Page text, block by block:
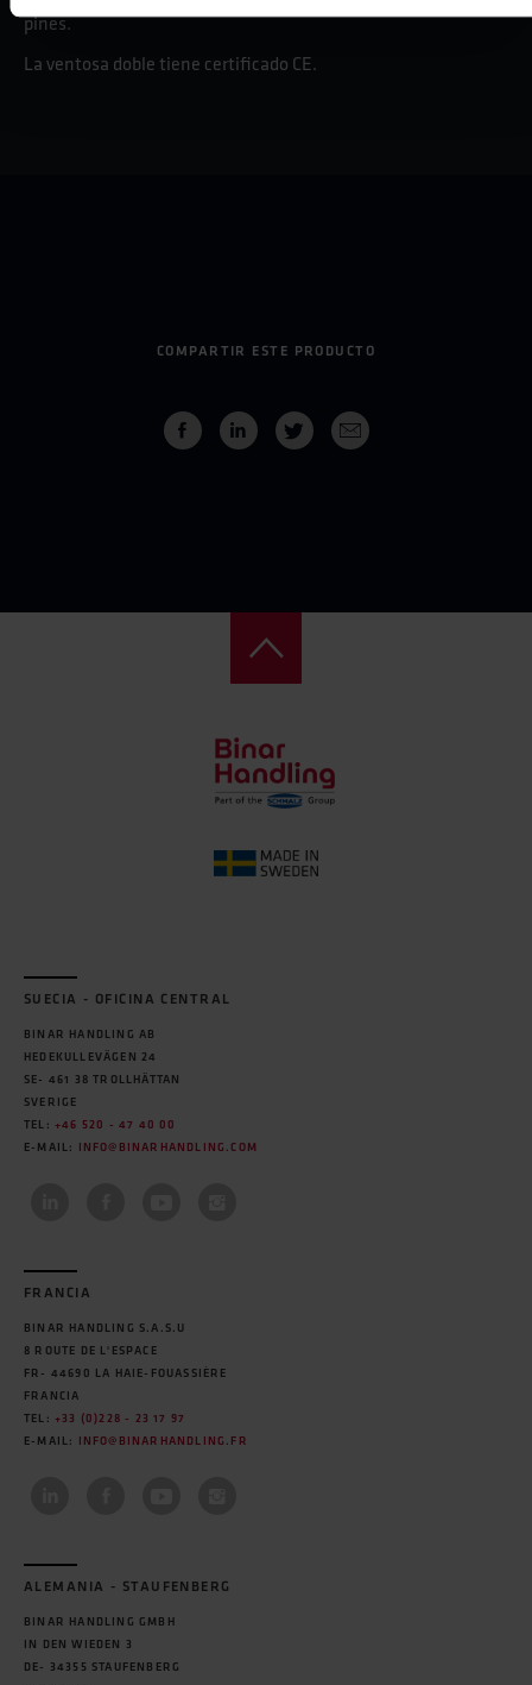
pines.
La ventosa doble tiene certificado CE.
COMPARTIR ESTE PRODUCTO
SUECIA - OFICINA CENTRAL
BINAR HANDLING AB
HEDEKULLEVÄGEN 24
SE- 461 38 TROLLHÄTTAN
SVERIGE
TEL: +46 520 - 47 40 00
E-MAIL:
INFO@BINARHANDLING.COM
FRANCIA
BINAR HANDLING S.A.S.U
8 ROUTE DE L'ESPACE
FR- 44690 LA HAIE-FOUASSIÈRE
FRANCIA
TEL: +33 (0)228 - 23 17 97
E-MAIL:
INFO@BINARHANDLING.FR
ALEMANIA - STAUFENBERG
BINAR HANDLING GMBH
IN DEN WIEDEN 3
DE- 34355 STAUFENBERG